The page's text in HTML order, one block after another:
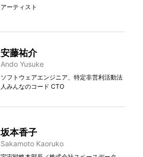
アーティスト
安藤祐介
Ando Yusuke
ソフトウェアエンジニア、特定非営利活動法
人みんなのコード CTO
坂本香子
Sakamoto Kaoruko